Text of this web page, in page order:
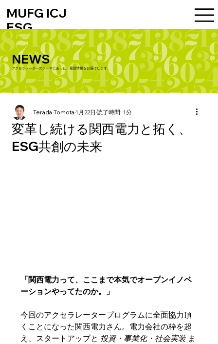
MUFG ICJ
ESG
ACCELERATOR
NEWS
アクセラレーターのテーマにあった、最新情報をお届けします。
変革し続ける関西電力と拓く、
ESG共創の未来
Terada Tomota1月22日 読了時間: 1分
「関西電力って、ここまで本気でオープンイノベ
ーションやってたのか。」
今回のアクセラレータープログラムに全面協力頂
くことになった関西電力さん。電力会社の枠を超
え、スタートアップと 投資・事業化・社会実装 ま